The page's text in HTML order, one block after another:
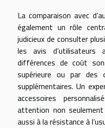
La comparaison avec
également un rôle
judicieux de consulter
les avis
différences de coût
supérieure ou par des
supplémentaires. Un
accessoires
attention non
aussi à la résistance à